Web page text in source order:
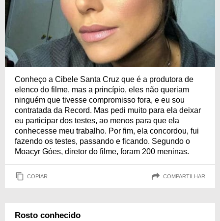
Conheço a Cibele Santa Cruz que é a produtora de
elenco do filme, mas a princípio, eles não queriam
ninguém que tivesse compromisso fora, e eu sou
contratada da Record. Mas pedi muito para ela deixar
eu participar dos testes, ao menos para que ela
conhecesse meu trabalho. Por fim, ela concordou, fui
fazendo os testes, passando e ficando. Segundo o
Moacyr Góes, diretor do filme, foram 200 meninas.
COPIAR COMPARTILHAR
Rosto conhecido